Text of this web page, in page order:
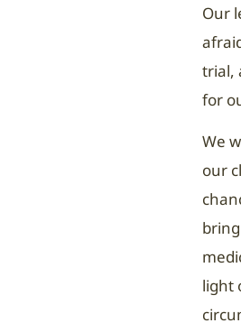
Our
trial,
for
We
our
light